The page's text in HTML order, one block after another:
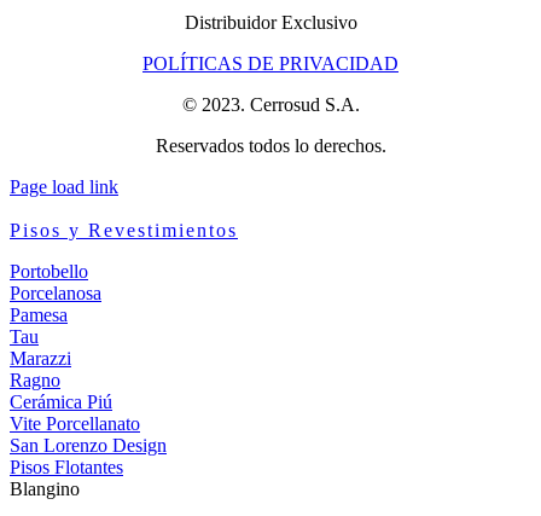
Distribuidor Exclusivo
POLÍTICAS DE PRIVACIDAD
© 2023. Cerrosud S.A.
Reservados todos lo derechos.
Page load link
Pisos y Revestimientos
Portobello
Porcelanosa
Pamesa
Tau
Marazzi
Ragno
Cerámica Piú
Vite Porcellanato
San Lorenzo Design
Pisos Flotantes
Blangino